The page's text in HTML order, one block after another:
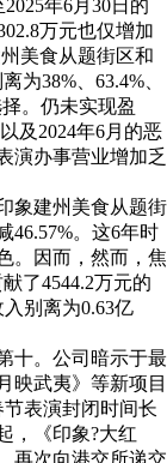
年6月30日的
万元也仅增加
美食从题街区和
为38%、63.4%、
。仍未实现盈
及2024年6月的恶
演办事营业增加乏
建州美食从题街
46.57%。这6年时
。因而，然而，焦
了4544.2万元的
别离为0.63亿
。公司暗示于最
映武夷》等新项目
表演封闭时间长
，《印象?大红
再次向港交所递交